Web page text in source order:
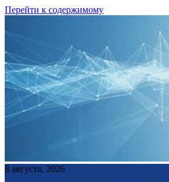
Перейти к содержимому
8 августа, 2026